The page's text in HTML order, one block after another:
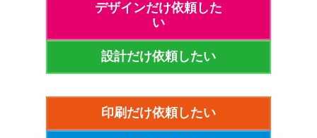
デザインだけ依頼した
い
設計だけ依頼したい
印刷だけ依頼したい